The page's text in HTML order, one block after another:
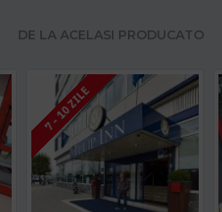
DE LA ACELASI PRODUCATOR
7 - 10 ZILE